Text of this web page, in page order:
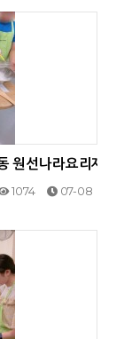
원선나라요리제
1074 07-08